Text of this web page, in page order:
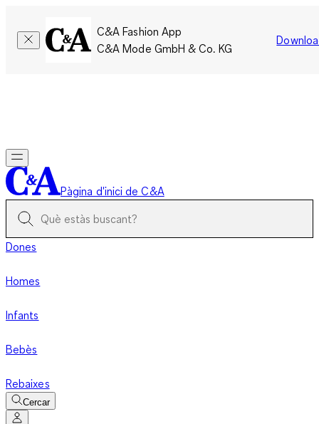
C&A Fashion App
C&A Mode GmbH & Co. KG
Pàgina d'inici de C&A
Dones
Homes
Infants
Bebès
Rebaixes
Cercar